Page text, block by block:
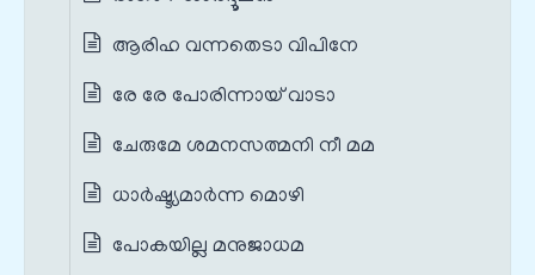
ആരിഹ വന്നതെടാ വിപിനേ
രേ രേ പോരിന്നായ് വാടാ
ചേരുമേ ശമനസത്മനി നീ മമ
ധാർഷ്ട്യമാർന്ന മൊഴി
പോകയില്ല മനുജാധമ